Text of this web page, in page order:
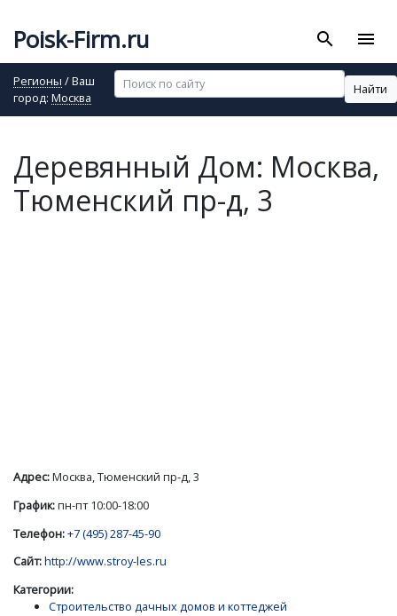
Poisk-Firm.ru search menu
Регионы / Ваш
город: Москва
Найти
Деревянный Дом: Москва,
Тюменский пр-д, 3
Адрес:Москва, Тюменский пр-д, 3
График:пн-пт 10:00-18:00
Телефон:+7 (495) 287-45-90
Сайт:http://www.stroy-les.ru
Категории:
Строительство дачных домов и коттеджей